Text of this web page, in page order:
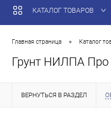
КАТАЛОГ ТОВАРОВ
Главная страница • Каталог
Грунт НИЛПА Про
ВЕРНУТЬСЯ В РАЗДЕЛ